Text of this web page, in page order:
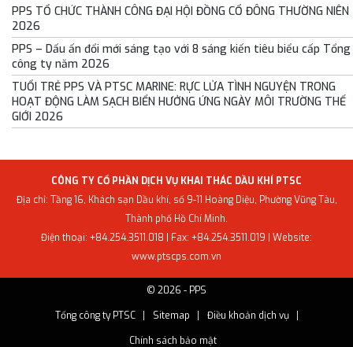
PPS TỔ CHỨC THÀNH CÔNG ĐẠI HỘI ĐỒNG CỔ ĐÔNG THƯỜNG NIÊN
2026
PPS – Dấu ấn đổi mới sáng tạo với 8 sáng kiến tiêu biểu cấp Tổng
công ty năm 2026
TUỔI TRẺ PPS VÀ PTSC MARINE: RỰC LỬA TÌNH NGUYỆN TRONG
HOẠT ĐỘNG LÀM SẠCH BIỂN HƯỞNG ỨNG NGÀY MÔI TRƯỜNG THẾ
GIỚI 2026
CÔNG TY CỔ PHẦN DỊCH VỤ KHAI THÁC DẦU KHÍ PTSC
Địa chỉ: Tầng 16, Khách sạn Dầu khí, số 9-11 Hoàng Diệu, Phường Vũng Tàu,
Thành phố Hồ Chí Minh.
Điện thoại: +84.254.3511.018 | Fax: +84.254.3511.019 | Website:
www.ptscps.com.vn
© 2026 - PPS
Tổng công ty PTSC
Sitemap
Điều khoản dịch vụ
Chính sách bảo mật